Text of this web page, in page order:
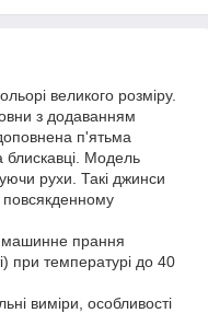
великого розміру.
з додаванням
п'ятьма
блискавці. Модель
рухи. Такі джинси
машинне прання
при температурі до 40
виміри, особливості